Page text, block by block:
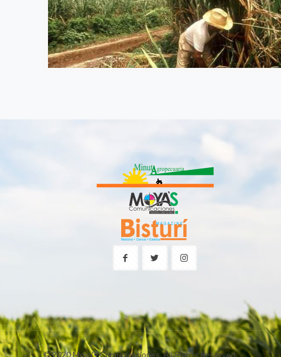
© 2020 Moya's Comunicaciones. All Rights Reserved.